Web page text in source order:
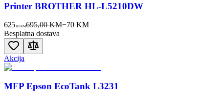
Printer BROTHER HL-L5210DW
625 00KM695,00 KM−70 KM
Besplatna dostava
Akcija
MFP Epson EcoTank L3231